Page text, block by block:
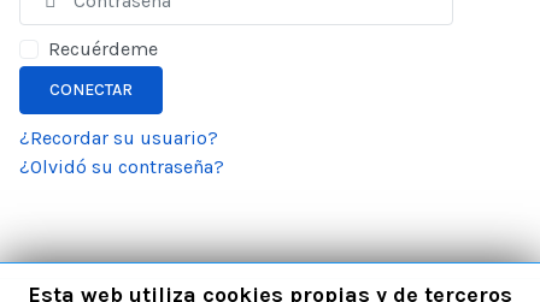
Recuérdeme
CONECTAR
¿Recordar su usuario?
¿Olvidó su contraseña?
Esta web utiliza cookies propias y de terceros